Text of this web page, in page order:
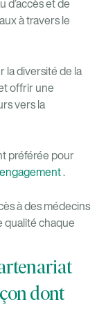
d’accès et de
à travers le
la diversité de la
offrir une
vers la
préférée pour
.
à des médecins
qualité chaque
dont